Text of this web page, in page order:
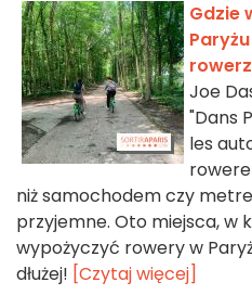
Gdzie
Joe
"Dans
les
niż samochodem czy
przyjemne. Oto miejsca, w
wypożyczyć rowery w
dłużej! [Czytaj więcej]